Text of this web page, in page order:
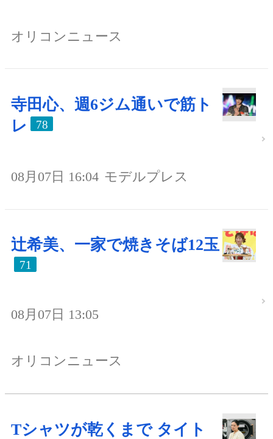
オリコンニュース
寺田心、週6ジム通いで筋ト
レ
78
08月07日 16:04 モデルプレス
辻希美、一家で焼きそば12玉
71
08月07日 13:05
オリコンニュース
Tシャツが乾くまで タイト